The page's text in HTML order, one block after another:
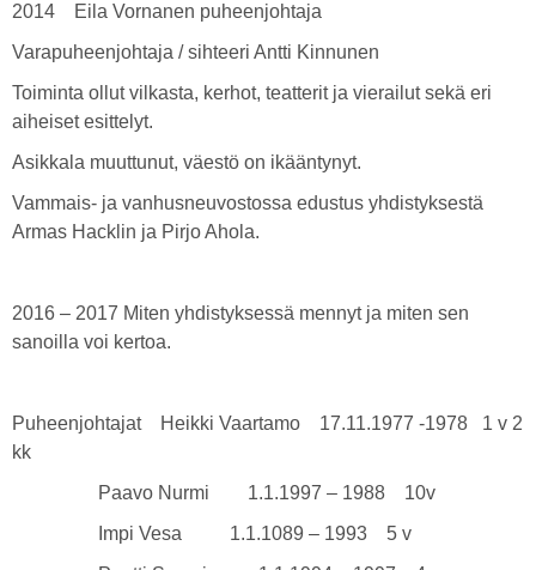
2014 Eila Vornanen puheenjohtaja
Varapuheenjohtaja / sihteeri Antti Kinnunen
Toiminta ollut vilkasta, kerhot, teatterit ja vierailut sekä eri
aiheiset esittelyt.
Asikkala muuttunut, väestö on ikääntynyt.
Vammais- ja vanhusneuvostossa edustus yhdistyksestä
Armas Hacklin ja Pirjo Ahola.
2016 – 2017 Miten yhdistyksessä mennyt ja miten sen
sanoilla voi kertoa.
Puheenjohtajat Heikki Vaartamo 17.11.1977 -1978 1 v 2
kk
Paavo Nurmi 1.1.1997 – 1988 10v
Impi Vesa 1.1.1089 – 1993 5 v